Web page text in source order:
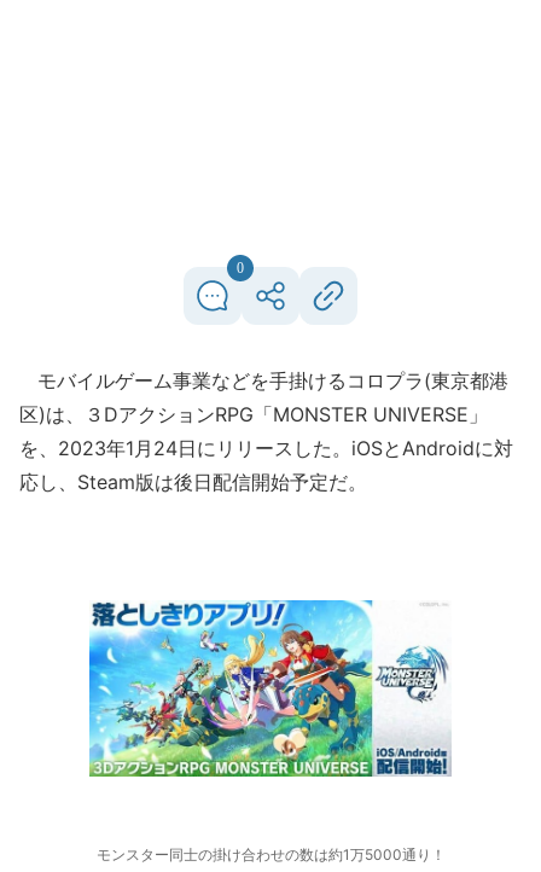
0
モバイルゲーム事業などを手掛けるコロプラ(東京都港
区)は、３DアクションRPG「MONSTER UNIVERSE」
を、2023年1月24日にリリースした。iOSとAndroidに対
応し、Steam版は後日配信開始予定だ。
モンスター同士の掛け合わせの数は約1万5000通り！